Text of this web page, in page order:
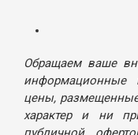
Обращаем ваше
информационные
цены,
характер и ни